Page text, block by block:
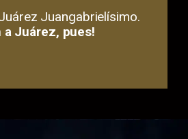
Juangabrielísimo.
a Juárez, pues!